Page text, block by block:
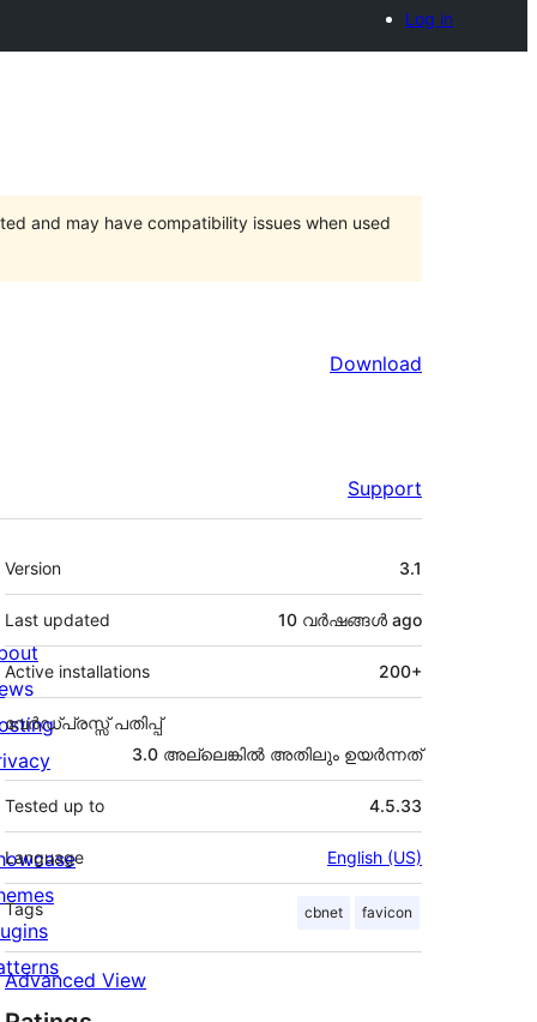
Log in
and may have compatibility issues when used
Download
Support
Meta
Version 3.1
Last updated 10 വര്‍ഷങ്ങള്‍ ago
Active installations 200+
വേർഡ്പ്രസ്സ് പതിപ്പ്
3.0 അല്ലെങ്കില്‍ അതിലും ഉയര്‍ന്നത്
Tested up to 4.5.33
Language English (US)
Tags cbnet favicon
Advanced View